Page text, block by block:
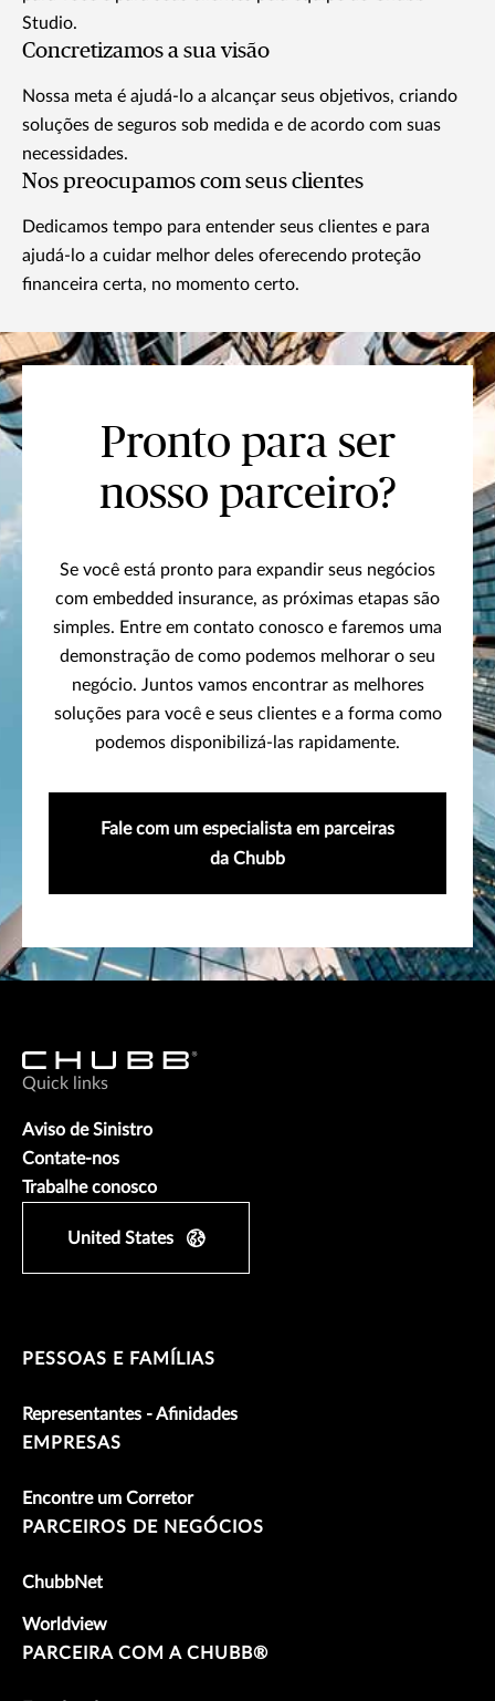
Studio.
Concretizamos a sua visão
Nossa meta é ajudá-lo a alcançar seus objetivos, criando
soluções de seguros sob medida e de acordo com suas
necessidades.
Nos preocupamos com seus clientes
Dedicamos tempo para entender seus clientes e para
ajudá-lo a cuidar melhor deles oferecendo proteção
financeira certa, no momento certo.
Pronto para ser
nosso parceiro?
Se você está pronto para expandir seus negócios
com embedded insurance, as próximas etapas são
simples. Entre em contato conosco e faremos uma
demonstração de como podemos melhorar o seu
negócio. Juntos vamos encontrar as melhores
soluções para você e seus clientes e a forma como
podemos disponibilizá-las rapidamente.
Fale com um especialista em parceiras
da Chubb
Quick links
Aviso de Sinistro
Contate-nos
Trabalhe conosco
United States
PESSOAS E FAMÍLIAS
Representantes - Afinidades
EMPRESAS
Encontre um Corretor
PARCEIROS DE NEGÓCIOS
ChubbNet
Worldview
PARCEIRA COM A CHUBB®